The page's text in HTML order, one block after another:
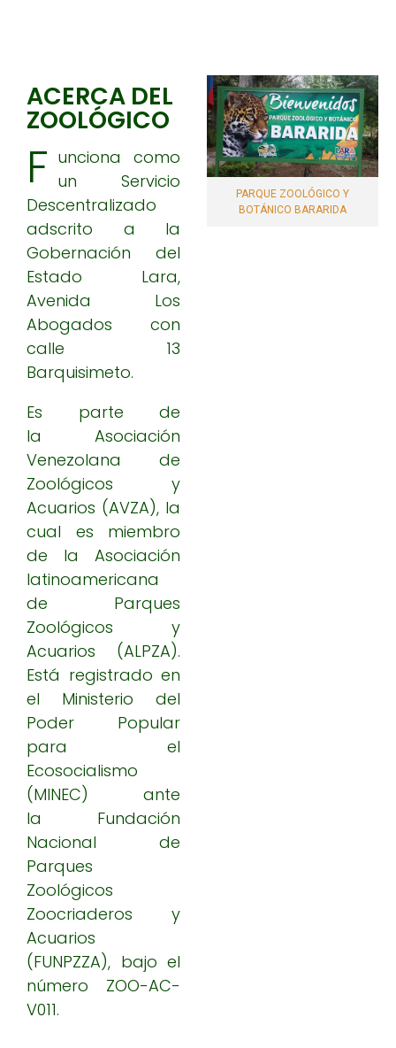
Sabanas
Selvas y Bosques
Tepuyes
Registro
ACERCA DEL
ZOOLÓGICO
F unciona como
un Servicio
Descentralizado
adscrito a la
Gobernación del
Estado Lara,
Avenida Los
Abogados con
calle 13
Barquisimeto.
Es parte de
la Asociación
Venezolana de
Zoológicos y
Acuarios (AVZA), la
cual es miembro
de la Asociación
latinoamericana
de Parques
Zoológicos y
Acuarios (ALPZA).
Está registrado en
el Ministerio del
Poder Popular
para el
Ecosocialismo
(MINEC) ante
la Fundación
Nacional de
Parques
Zoológicos
Zoocriaderos y
Acuarios
(FUNPZZA), bajo el
número ZOO-AC-
V011.
PARQUE ZOOLÓGICO Y
BOTÁNICO BARARIDA